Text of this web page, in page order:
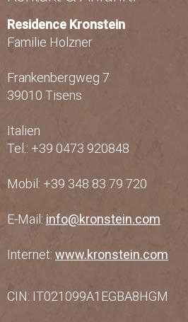
Residence Kronstein
Familie Holzner
Frankenbergweg 7
39010 Tisens
Italien
Tel.: +39 0473 920848
Mobil: +39 348 83 79 720
E-Mail: info@kronstein.com
Internet: www.kronstein.com
CIN: IT021099A1EGBA8HGM